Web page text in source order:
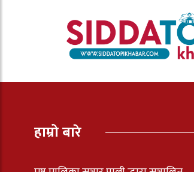
हाम्रो बारे